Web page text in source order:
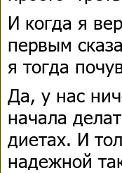
И когда я
первым
я тогда
Да, у нас
начала
диетах. И
надежной